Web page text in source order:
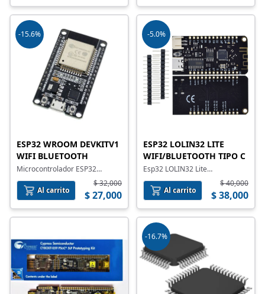
-15.6%
ESP32 WROOM DEVKITV1
WIFI BLUETOOTH
Microcontrolador ESP32
DEVKITV1 incorpora un
procesador ESP-WEOOM-32
ademas de integrar en la
tarjeta de desarrollo WIFI,
Bluetooth y Bluetooth BLE
Al carrito
$ 32,000
$ 27,000
-5.0%
ESP32 LOLIN32 LITE
WIFI/BLUETOOTH TIPO C
Esp32 LOLIN32 Lite
Wifi/Bluetooth Tipo C
Al carrito
$ 40,000
$ 38,000
-16.7%